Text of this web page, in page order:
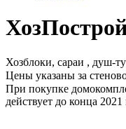
Хозблоки, сараи , душ-
Цены указаны за
При покупке
действует до конца 2021